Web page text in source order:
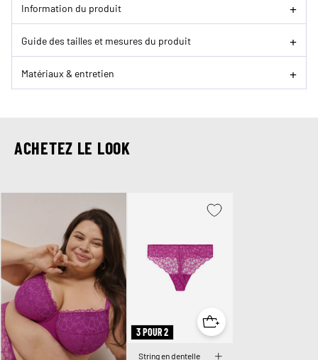
Information du produit
Guide des tailles et mesures du produit
Matériaux & entretien
ACHETEZ LE LOOK
3 POUR 2
String en dentelle